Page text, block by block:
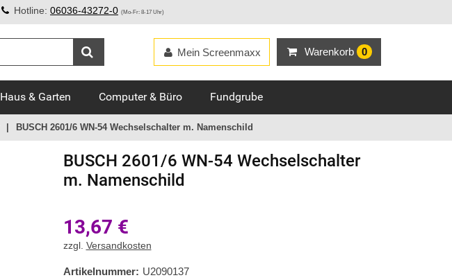
Hotline: 06036-43272-0 (Mo-Fr: 8-17 Uhr)
Warenkorb 0
Mein Screenmaxx
Haus & Garten Computer & Büro Fundgrube
BUSCH 2601/6 WN-54 Wechselschalter m. Namenschild
BUSCH 2601/6 WN-54 Wechselschalter
m. Namenschild
13,67 €
zzgl. Versandkosten
Artikelnummer: U2090137